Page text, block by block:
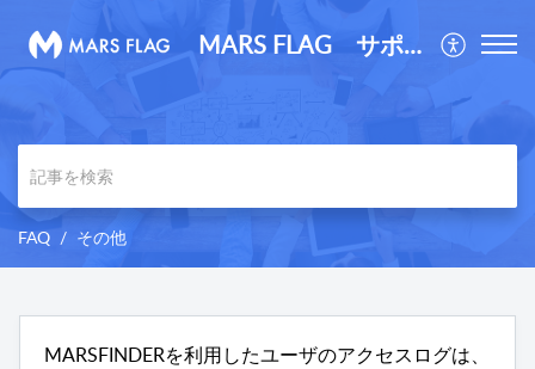
MARS FLAG サポートサイト
FAQ その他
MARSFINDERを利用したユーザのアクセスログは、